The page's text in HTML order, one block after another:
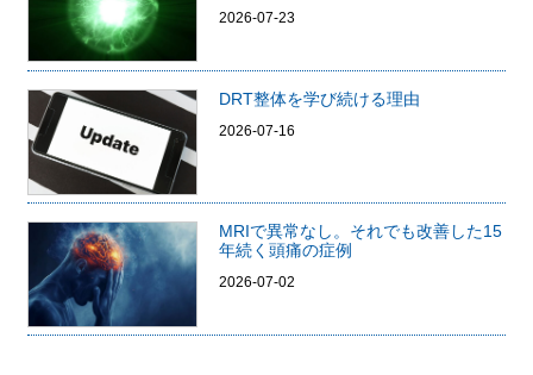
2026-07-23
DRT整体を学び続ける理由
2026-07-16
MRIで異常なし。それでも改善した15
年続く頭痛の症例
2026-07-02